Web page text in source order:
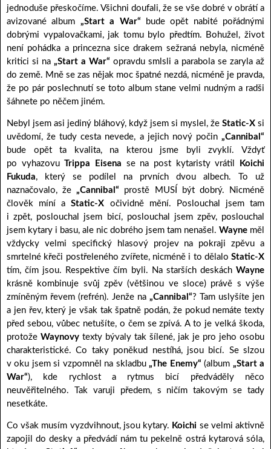
jednoduše přeskočíme. Všichni doufali, že se vše dobré v obrátí a
avizované album „Start a War“ bude opět nabité pořádnými
dobrými vypalovačkami, jak tomu bylo předtím. Bohužel, život
není pohádka a princezna sice drakem sežraná nebyla, nicméně
kritici si na „Start a War“ opravdu smlsli a parabola se zaryla až
do země. Mně se zas nějak moc špatné nezdá, nicméně je pravda,
že po pár poslechnutí se toto album stane velmi nudným a radši
šáhnete po něčem jiném.
Nebyl jsem asi jediný bláhový, když jsem si myslel, že Static-X si
uvědomí, že tudy cesta nevede, a jejich nový počin „Cannibal“
bude opět ta kvalita, na kterou jsme byli zvyklí. Vždyť
po vyhazovuTrippa Eisena se na post kytaristy vrátil
Koichi
Fukuda, který se podílel na prvních dvou albech. To už
naznačovalo, že„Cannibal“ prostě MUSÍ být dobrý. Nicméně
člověk míní aStatic-X očividně mění. Poslouchal jsem tam
i zpět, poslouchal jsem bicí, poslouchal jsem zpěv, poslouchal
jsem kytary i basu, ale nic dobrého jsem tam nenašel. Wayne měl
vždycky velmi specifický hlasový projev na pokraji zpěvu a
smrtelné křeči postřeleného zvířete, nicméně i to dělalo Static-X
tím, čím jsou. Respektive čím byli. Na starších deskách Wayne
krásně kombinuje svůj zpěv (většinou ve sloce) právě s výše
zmíněným řevem (refrén). Jenže na „Cannibal“? Tam uslyšíte jen
a jen řev, který je však tak špatně podán, že pokud nemáte texty
před sebou, vůbec netušíte, o čem se zpívá. A to je velká škoda,
protože Waynovy texty bývaly tak šílené, jak je pro jeho osobu
charakteristické. Co taky poněkud nestíhá, jsou bicí. Se slzou
v oku jsem si vzpomněl na skladbu„The Enemy“ (album „Start a
War“), kde rychlost a rytmus bicí předváděly něco
neuvěřitelného. Tak varuji předem, s ničím takovým se tady
nesetkáte.
Co však musím vyzdvihnout, jsou kytary. Koichi se velmi aktivně
zapojil do desky a předvádí nám tu pekelně ostrá kytarová sóla,